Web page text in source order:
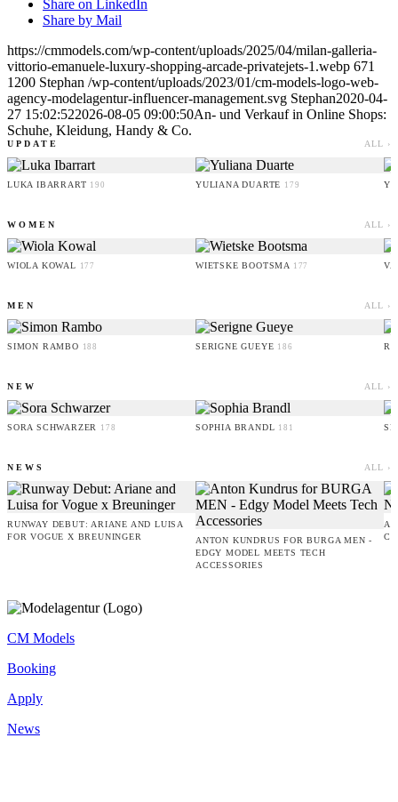
Share on LinkedIn
Share by Mail
https://cmmodels.com/wp-content/uploads/2025/04/milan-galleria-
vittorio-emanuele-luxury-shopping-arcade-privatejets-1.webp 671
1200 Stephan /wp-content/uploads/2023/01/cm-models-logo-web-
agency-modelagentur-influencer-management.svg Stephan2020-04-
27 15:02:522026-08-05 09:00:50An- und Verkauf in Online Shops:
Schuhe, Kleidung, Handy & Co.
UPDATE ALL ›
LUKA IBARRART 190 YULIANA DUARTE 179
WOMEN ALL ›
WIOLA KOWAL 177 WIETSKE BOOTSMA 177
MEN ALL ›
SIMON RAMBO 188 SERIGNE GUEYE 186
NEW ALL ›
SORA SCHWARZER 178 SOPHIA BRANDL 181
NEWS ALL ›
RUNWAY DEBUT: ARIANE AND LUISA
FOR VOGUE X BREUNINGER
ANTON KUNDRUS FOR BURGA MEN -
EDGY MODEL MEETS TECH
ACCESSORIES
CM Models
Booking
Apply
News